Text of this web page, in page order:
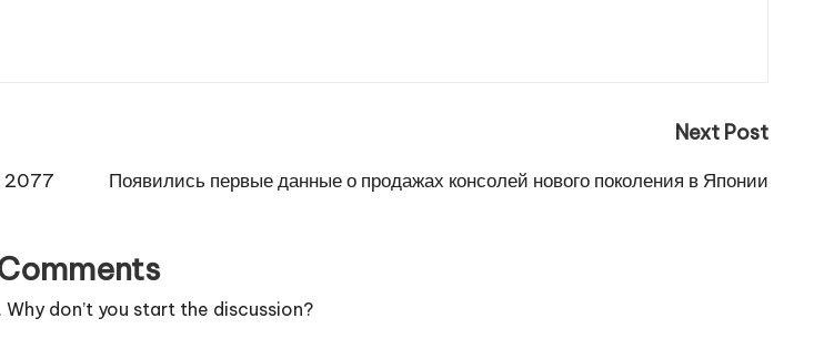
2077
Next Post
Появились первые данные о продажах консолей нового поколения в Японии
don’t you start the discussion?